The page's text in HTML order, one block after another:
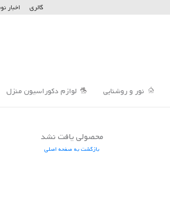
گالری اخبار
نور و روشنایی لوازم دکوراسیون منزل
محصولی یافت نشد
بازگشت به صفحه اصلی